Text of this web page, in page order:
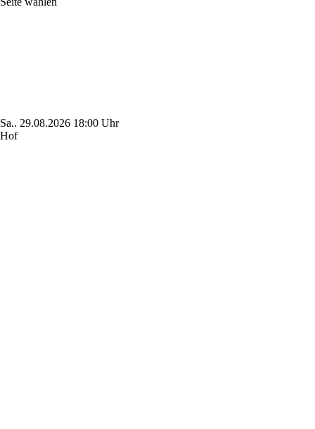
Sa.. 29.08.2026 18:00 Uhr
Hof